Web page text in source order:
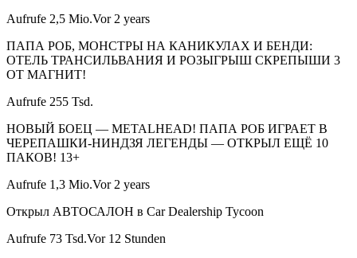
Aufrufe 2,5 Mio.Vor 2 years
ПАПА РОБ, МОНСТРЫ НА КАНИКУЛАХ И БЕНДИ:
ОТЕЛЬ ТРАНСИЛЬВАНИЯ И РОЗЫГРЫШ СКРЕПЫШИ 3
ОТ МАГНИТ!
Aufrufe 255 Tsd.
НОВЫЙ БОЕЦ — METALHEAD! ПАПА РОБ ИГРАЕТ В
ЧЕРЕПАШКИ-НИНДЗЯ ЛЕГЕНДЫ — ОТКРЫЛ ЕЩЁ 10
ПАКОВ! 13+
Aufrufe 1,3 Mio.Vor 2 years
Открыл АВТОСАЛОН в Car Dealership Tycoon
Aufrufe 73 Tsd.Vor 12 Stunden